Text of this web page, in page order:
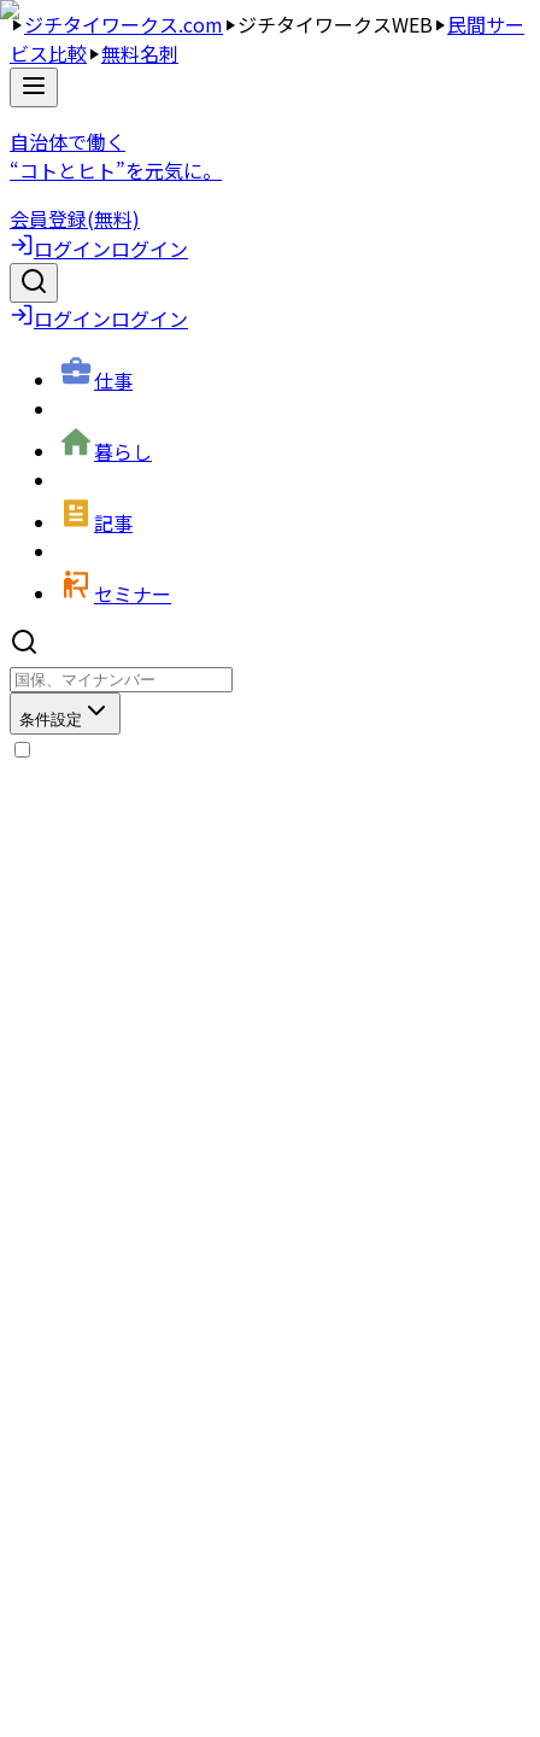
ジチタイワークス.com ジチタイワークスWEB 民間サー
ビス比較 無料名刺
自治体で働く
“コトとヒト”を元気に。
会員登録(無料)
ログインログイン
ログインログイン
仕事
暮らし
記事
セミナー
条件設定